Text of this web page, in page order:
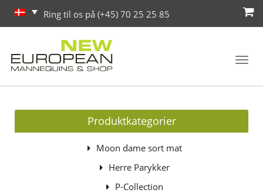
Ring til os på (+45) 70 25 25 85
Produktkategorier
Moon dame sort mat
Herre Parykker
P-Collection